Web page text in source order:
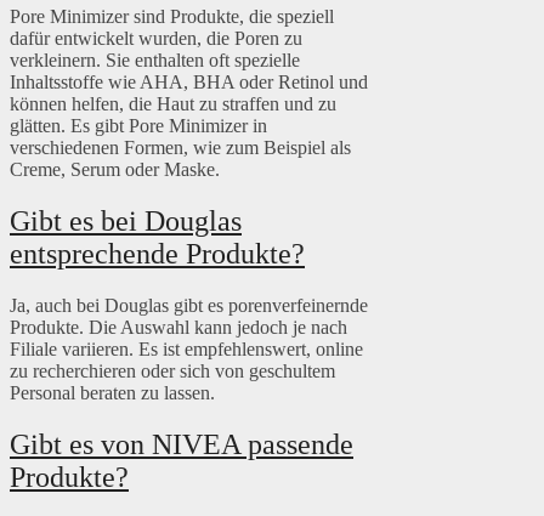
Pore Minimizer sind Produkte, die speziell
dafür entwickelt wurden, die Poren zu
verkleinern. Sie enthalten oft spezielle
Inhaltsstoffe wie AHA, BHA oder Retinol und
können helfen, die Haut zu straffen und zu
glätten. Es gibt Pore Minimizer in
verschiedenen Formen, wie zum Beispiel als
Creme, Serum oder Maske.
Gibt es bei Douglas
entsprechende Produkte?
Ja, auch bei Douglas gibt es porenverfeinernde
Produkte. Die Auswahl kann jedoch je nach
Filiale variieren. Es ist empfehlenswert, online
zu recherchieren oder sich von geschultem
Personal beraten zu lassen.
Gibt es von NIVEA passende
Produkte?